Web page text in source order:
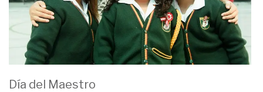
Día del Maestro